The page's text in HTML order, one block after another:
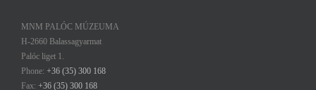
MNM PALÓC MÚZEUMA
H-2660 Balassagyarmat
Palóc liget 1.
Phone: +36 (35) 300 168
Fax: +36 (35) 300 168